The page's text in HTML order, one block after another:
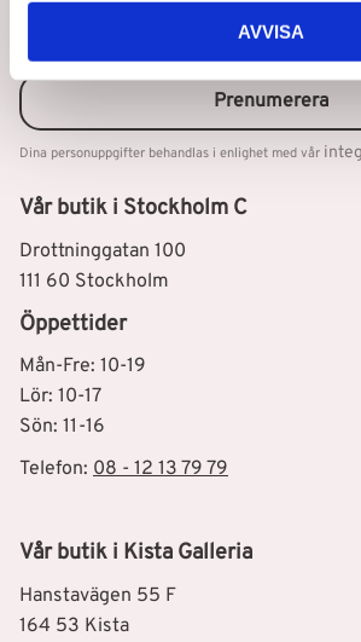
AVVISA
Vår butik i Stockholm C
Drottninggatan 100
111 60 Stockholm
Öppettider
Mån-Fre: 10-19
Lör: 10-17
Sön: 11-16
Telefon: 08 - 12 13 79 79
Vår butik i Kista Galleria
Hanstavägen 55 F
164 53 Kista
Prenumerera
Dina personuppgifter behandlas i enlighet med vår